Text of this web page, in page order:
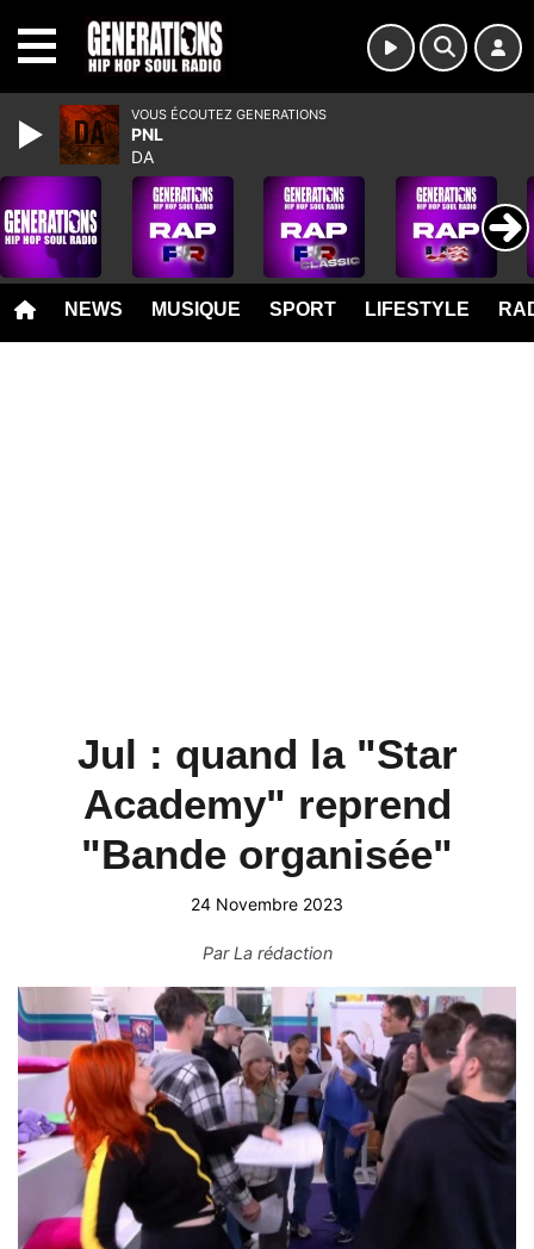
NEWS MUSIQUE SPORT LIFESTYLE
Jul : quand la "Star
Academy" reprend
"Bande organisée"
24 Novembre 2023
ParLa rédaction
VOUS ÉCOUTEZ GENERATIONS
PNL
DA